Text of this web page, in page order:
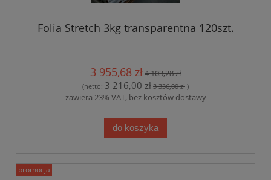
Folia Stretch 3kg transparentna 120szt.
3 955,68 zł4 103,28 zł
(netto: 3 216,00 zł 3 336,00 zł )
zawiera 23% VAT, bez kosztów dostawy
do koszyka
promocja